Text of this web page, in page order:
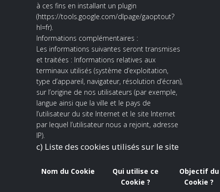
à ces fins en installant un plugin
(https://tools.google.com/dlpage/gaoptout?
hl=fr).
Informations complémentaires :
Les informations suivantes seront transmises
et traitées : Informations relatives aux
terminaux utilisés (système d’exploitation,
type d’appareil, navigateur, résolution d’écran),
sur l’origine de nos utilisateurs (par exemple,
langue ainsi que la ville et le pays de
l’utilisateur du site Internet et le site Internet
par lequel l’utilisateur nous a rejoint, adresse
IP).
c) Liste des cookies utilisés sur le site
Nom du Cookie
Qui utilise ce
Cookie ?
Objectif du
Cookie ?